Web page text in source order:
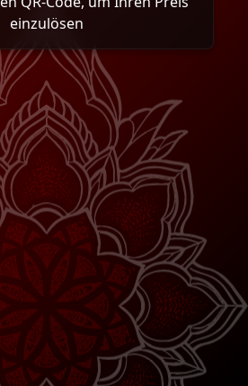
einzulösen